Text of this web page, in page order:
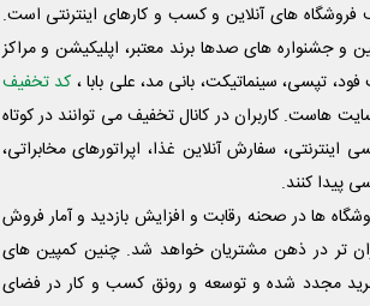
های آنلاین و کسب و‌ کارهای اینترنتی است.
و جشنواره های صدها برند معتبر، اپلیکیشن و مراکز
تپسی، سینماتیکت، بانی مد، علی‌ بابا ، کد تخفیف
‌هاست. کاربران در کانال تخفیف می توانند در کوتاه
سفارش آنلاین غذا، اپراتورهای مخابراتی،
پیدا کنند.
ها در صحنه رقابت و افزایش بازدید و آمار فروش
تر در ذهن مشتریان خواهد شد. چنین کمپین های
مجدد شده و توسعه و رونق کسب و کار در فضای